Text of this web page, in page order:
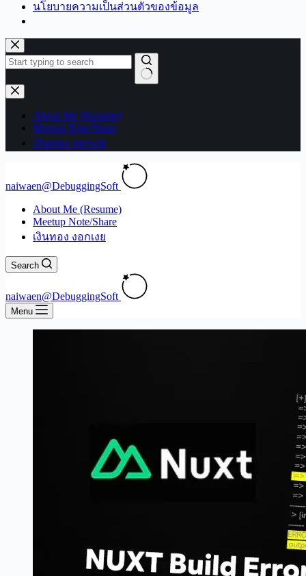
นโยบายความเป็นส่วนตัวของข้อมูล
Skip
to
content
No
results
About Me (Resume)
Meetup Note/Share
เงินทอง งอกเงย
naiwaen@DebuggingSoft
About Me (Resume)
Meetup Note/Share
เงินทอง งอกเงย
Search
naiwaen@DebuggingSoft
Menu